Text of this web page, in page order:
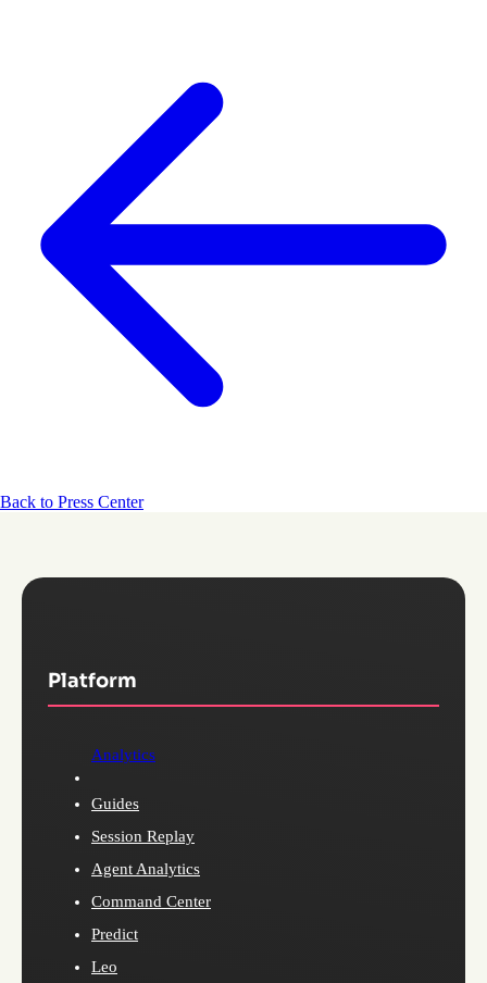
Back to Press Center
Platform
Analytics
Guides
Session Replay
Agent Analytics
Command Center
Predict
Leo